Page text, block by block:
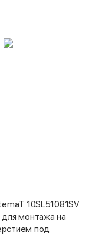
10SL51081SV
для монтажа на
под